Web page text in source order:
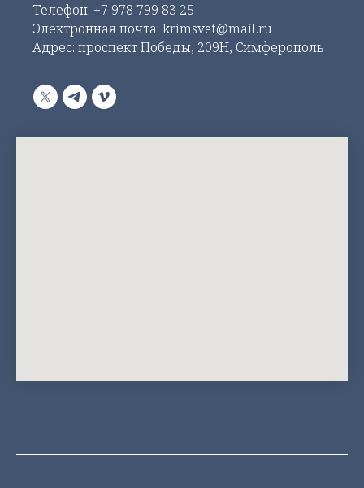
Телефон: +7 978 799 83 25
Электронная почта: krimsvet@mail.ru
Адрес: проспект Победы, 209Н, Симферополь